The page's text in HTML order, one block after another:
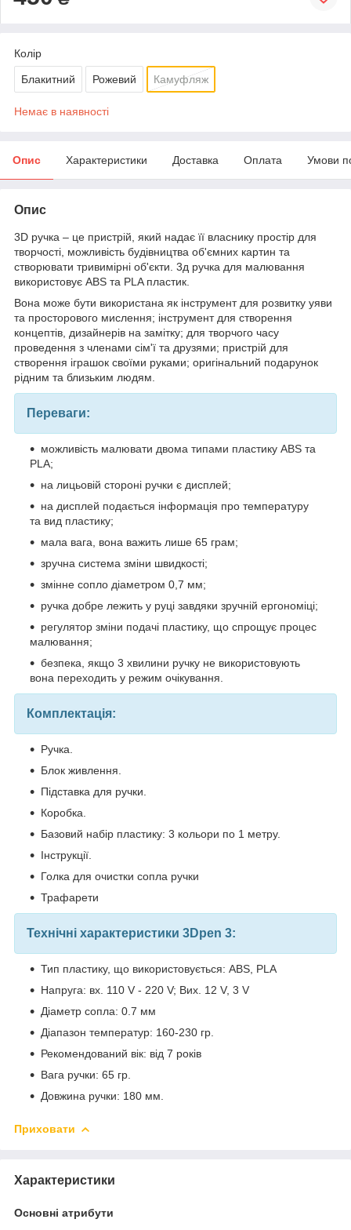
Колір
Блакитний Рожевий Камуфляж
Немає в наявності
Опис Характеристики Доставка Оплата Умови
Опис
3D ручка – це пристрій, який надає її власнику простір для
творчості, можливість будівництва об'ємних картин та
створювати тривимірні об'єкти. 3д ручка для малювання
використовує ABS та PLA пластик.
Вона може бути використана як інструмент для розвитку уяви
та просторового мислення; інструмент для створення
концептів, дизайнерів на замітку; для творчого часу
проведення з членами сім'ї та друзями; пристрій для
створення іграшок своїми руками; оригінальний подарунок
рідним та близьким людям.
Переваги:
можливість малювати двома типами пластику ABS та
PLA;
на лицьовій стороні ручки є дисплей;
на дисплей подається інформація про температуру
та вид пластику;
мала вага, вона важить лише 65 грам;
зручна система зміни швидкості;
змінне сопло діаметром 0,7 мм;
ручка добре лежить у руці завдяки зручній ергономіці;
регулятор зміни подачі пластику, що спрощує процес
малювання;
безпека, якщо 3 хвилини ручку не використовують
вона переходить у режим очікування.
Комплектація:
Ручка.
Блок живлення.
Підставка для ручки.
Коробка.
Базовий набір пластику: 3 кольори по 1 метру.
Інструкції.
Голка для очистки сопла ручки
Трафарети
Технічні характеристики 3Dpen 3:
Тип пластику, що використовується: ABS, PLA
Напруга: вх. 110 V - 220 V; Вих. 12 V, 3 V
Діаметр сопла: 0.7 мм
Діапазон температур: 160-230 гр.
Рекомендований вік: від 7 років
Вага ручки: 65 гр.
Довжина ручки: 180 мм.
Приховати
Характеристики
Основні атрибути